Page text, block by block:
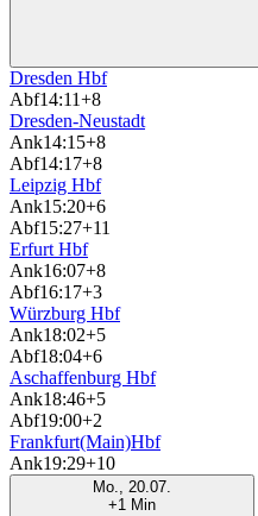
Dresden Hbf
Abf14:11+8
Dresden-Neustadt
Ank14:15+8
Abf14:17+8
Leipzig Hbf
Ank15:20+6
Abf15:27+11
Erfurt Hbf
Ank16:07+8
Abf16:17+3
Würzburg Hbf
Ank18:02+5
Abf18:04+6
Aschaffenburg Hbf
Ank18:46+5
Abf19:00+2
Frankfurt(Main)Hbf
Ank19:29+10
Mo., 20.07.
+1 Min